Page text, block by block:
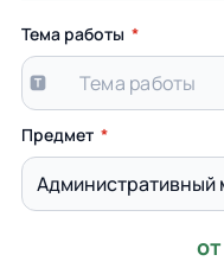
Тема работы
Предмет
от